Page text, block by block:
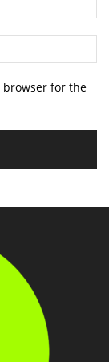
browser for the